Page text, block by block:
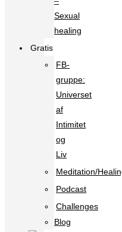
Sexual
healing
Gratis
FB-
gruppe:
Universet
af
Intimitet
og
Liv
Meditation/
Podcast
Challenges
Blog